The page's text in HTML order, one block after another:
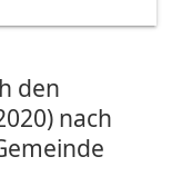
den
nach